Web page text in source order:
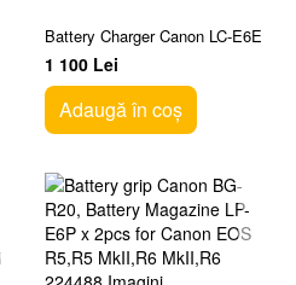
Battery Charger Canon LC-E6E
1 100 Lei
Adaugă în coș